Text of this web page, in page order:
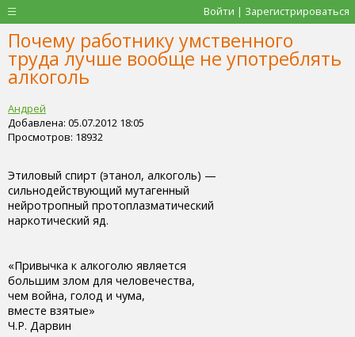
Войти | Зарегистрироваться
Почему работнику умственного
труда лучше вообще не употреблять
алкоголь
Андрей
Добавлена: 05.07.2012 18:05
Просмотров: 18932
Этиловый спирт (этанол, алкоголь) —
сильнодействующий мутагенный
нейротропный протоплазматический
наркотический яд.
«Привычка к алкоголю является
большим злом для человечества,
чем война, голод и чума,
вместе взятые»
Ч.Р. Дарвин